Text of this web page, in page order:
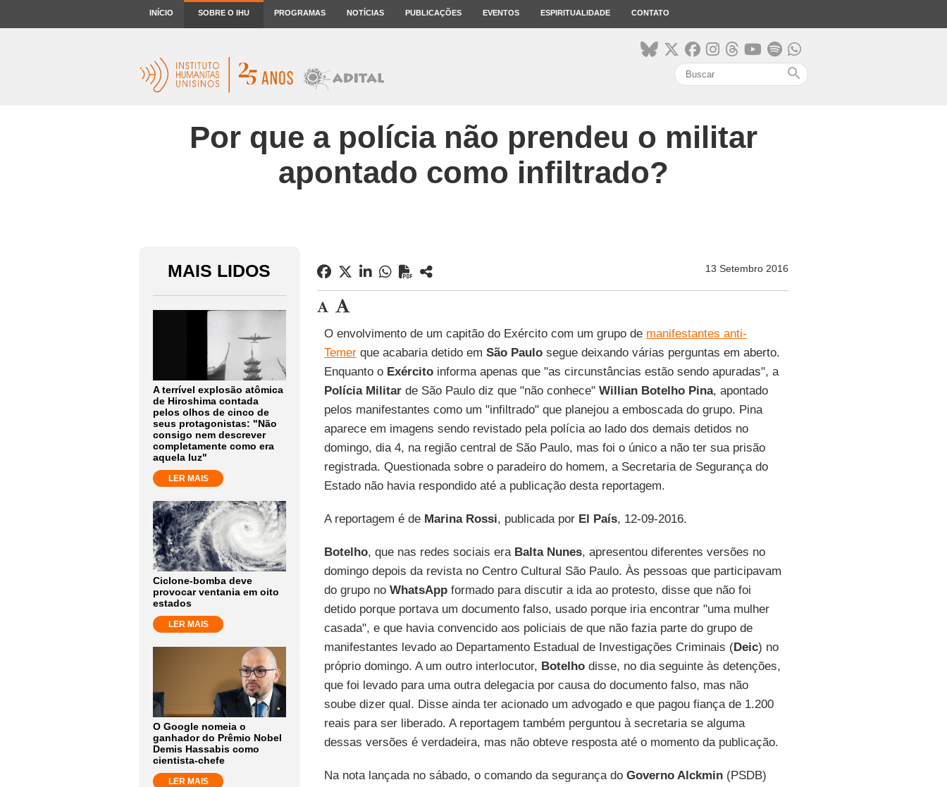
INÍCIO SOBRE O IHU PROGRAMAS NOTÍCIAS PUBLICAÇÕES EVENTOS ESPIRITUALIDADE CONTATO
search
Por que a polícia não prendeu o militar
apontado como infiltrado?
MAIS LIDOS
A terrível explosão atômica
de Hiroshima contada
pelos olhos de cinco de
seus protagonistas: "Não
consigo nem descrever
completamente como era
aquela luz"
LER MAIS
Ciclone-bomba deve
provocar ventania em oito
estados
LER MAIS
O Google nomeia o
ganhador do Prêmio Nobel
Demis Hassabis como
cientista-chefe
LER MAIS
13 Setembro 2016
O envolvimento de um capitão do Exército com um grupo de manifestantes anti-
Temerque acabaria detido em São Paulosegue deixando várias perguntas em aberto.
Enquanto o Exércitoinforma apenas que "as circunstâncias estão sendo apuradas", a
Polícia Militarde São Paulo diz que "não conhece" Willian Botelho Pina, apontado
pelos manifestantes como um "infiltrado" que planejou a emboscada do grupo. Pina
aparece em imagens sendo revistado pela polícia ao lado dos demais detidos no
domingo, dia 4, na região central de São Paulo, mas foi o único a não ter sua prisão
registrada. Questionada sobre o paradeiro do homem, a Secretaria de Segurança do
Estado não havia respondido até a publicação desta reportagem.
A reportagem é de Marina Rossi, publicada porEl País, 12-09-2016.
Botelho, que nas redes sociais era Balta Nunes, apresentou diferentes versões no
domingo depois da revista no Centro Cultural São Paulo. Às pessoas que participavam
do grupo no WhatsAppformado para discutir a ida ao protesto, disse que não foi
detido porque portava um documento falso, usado porque iria encontrar "uma mulher
casada", e que havia convencido aos policiais de que não fazia parte do grupo de
manifestantes levado ao Departamento Estadual de Investigações Criminais (Deic) no
próprio domingo. A um outro interlocutor, Botelhodisse, no dia seguinte às detenções,
que foi levado para uma outra delegacia por causa do documento falso, mas não
soube dizer qual. Disse ainda ter acionado um advogado e que pagou fiança de 1.200
reais para ser liberado. A reportagem também perguntou à secretaria se alguma
dessas versões é verdadeira, mas não obteve resposta até o momento da publicação.
Na nota lançada no sábado, o comando da segurança do Governo Alckmin(PSDB)